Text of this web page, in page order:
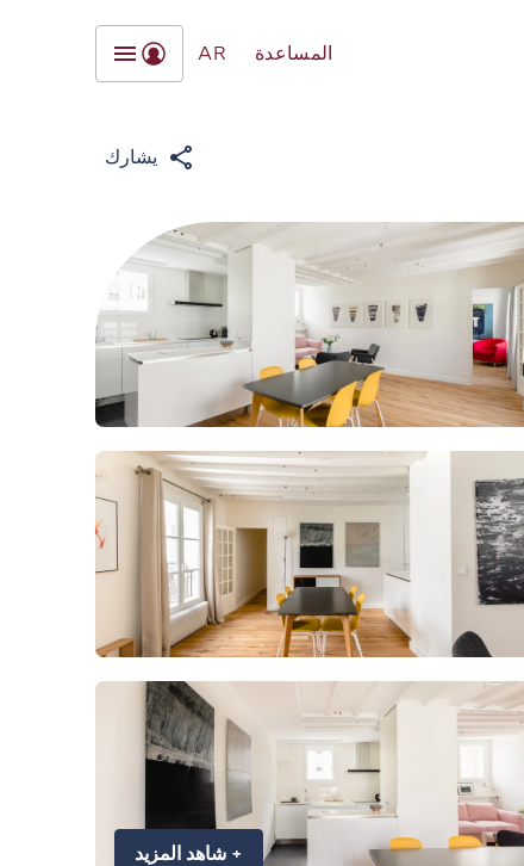
المساعدة AR
يشارك
+ شاهد المزيد